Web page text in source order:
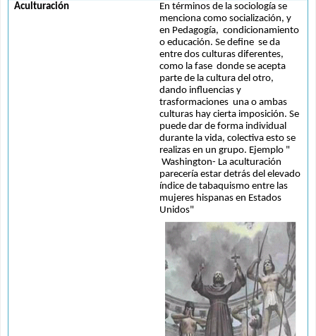
Aculturación
En términos de la sociología se
menciona como socialización, y
en Pedagogía,  condicionamiento
o educación. Se define  se da
entre dos culturas diferentes,
como la fase  donde se acepta
parte de la cultura del otro,
dando influencias y
trasformaciones  una o ambas
culturas hay cierta imposición. Se
puede dar de forma individual
durante la vida, colectiva esto se
realizas en un grupo. Ejemplo "
Washington- La aculturación
parecería estar detrás del elevado
índice de tabaquismo entre las
mujeres hispanas en Estados
Unidos"